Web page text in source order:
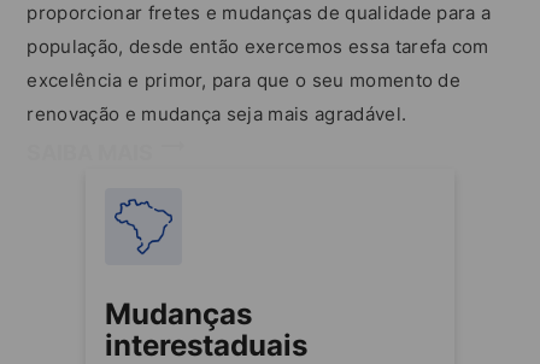
proporcionar fretes e mudanças de qualidade para a
população, desde então exercemos essa tarefa com
excelência e primor, para que o seu momento de
renovação e mudança seja mais agradável.
Mudanças
interestaduais